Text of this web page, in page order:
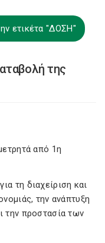
ετικέτα "ΔΟΣΗ"
της
από 1η
τη διαχείριση και
την ανάπτυξη
την προστασία των